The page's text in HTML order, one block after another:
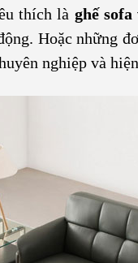
thích là ghế
Hoặc những
nghiệp và